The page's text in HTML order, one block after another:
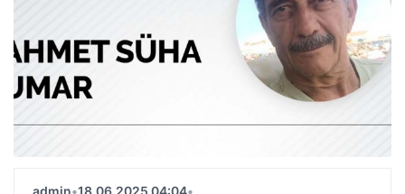
admin•18.06.2025 04:04•